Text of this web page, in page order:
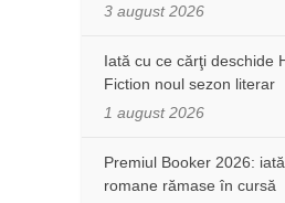
3 august 2026
Iată cu ce cărţi deschide
Fiction noul sezon literar
1 august 2026
Premiul Booker 2026:
romane rămase în cursă